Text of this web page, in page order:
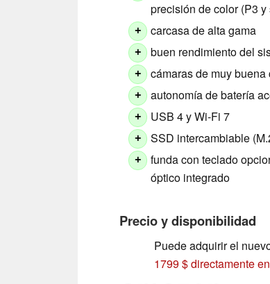
precisión de color (P3 y
+ carcasa de alta gama
+ buen rendimiento del
+ cámaras de muy buena
+ autonomía de batería
+ USB 4 y Wi-Fi 7
+ SSD intercambiable
+
funda con teclado
óptico integrado
Precio y disponibilidad
Puede adquirir el
1799 $ directamente